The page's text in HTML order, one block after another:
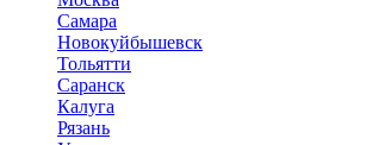
Самара
Новокуйбышевск
Тольятти
Саранск
Калуга
Рязань